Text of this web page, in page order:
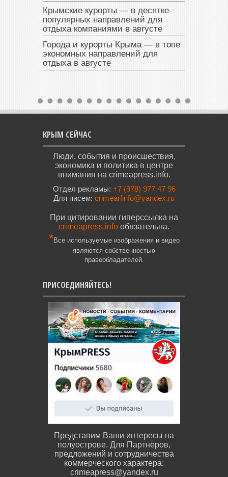
Крымские курорты — в десятке
популярных направлений для
отдыха компаниями в августе
Города и курорты Крыма — в топе
экономных направлений для
отдыха в августе
КРЫМ СЕЙЧАС
Люди, события и происшествия,
экономика и политика в центре
внимания на crimeapress.info.
Отдел рекламы: +7 (978) 977 47 96
Для писем: crimearfinfo@yandex.ru
При цитировании гиперссылка на
crimeapress.info обязательна.
*Все используемые изображения и видео
являются собственностью
правообладателей.
ПРИСОЕДИНЯЙТЕСЬ!
Представим Ваши интересы на
полуострове. Для Партнёров,
предложений и сотрудничества
коммерческого характера:
crimeapress@yandex.ru